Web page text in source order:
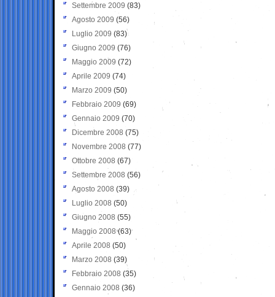
Settembre 2009 (83)
Agosto 2009 (56)
Luglio 2009 (83)
Giugno 2009 (76)
Maggio 2009 (72)
Aprile 2009 (74)
Marzo 2009 (50)
Febbraio 2009 (69)
Gennaio 2009 (70)
Dicembre 2008 (75)
Novembre 2008 (77)
Ottobre 2008 (67)
Settembre 2008 (56)
Agosto 2008 (39)
Luglio 2008 (50)
Giugno 2008 (55)
Maggio 2008(63)
Aprile 2008 (50)
Marzo 2008 (39)
Febbraio 2008 (35)
Gennaio 2008 (36)